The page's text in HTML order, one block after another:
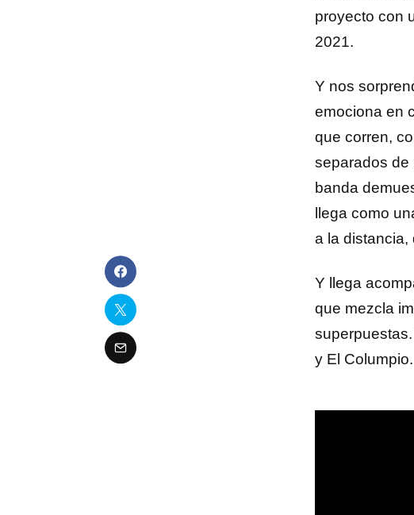
proyecto con
2021.
Y nos
emociona en
que corren,
separados de
banda
llega como
a la distancia,
Y llega
que mezcla
y El Columpio.